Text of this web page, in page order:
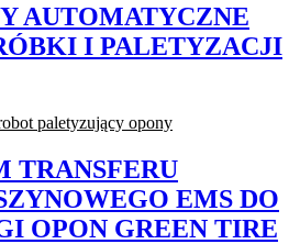
AUTOMATYCZNE
I PALETYZACJI
paletyzujący opony
TRANSFERU
EMS DO
OPON GREEN TIRE